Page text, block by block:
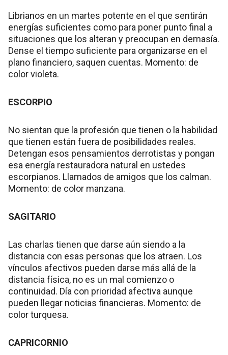
Librianos en un martes potente en el que sentirán
energías suficientes como para poner punto final a
situaciones que los alteran y preocupan en demasía.
Dense el tiempo suficiente para organizarse en el
plano financiero, saquen cuentas. Momento: de
color violeta.
ESCORPIO
No sientan que la profesión que tienen o la habilidad
que tienen están fuera de posibilidades reales.
Detengan esos pensamientos derrotistas y pongan
esa energía restauradora natural en ustedes
escorpianos. Llamados de amigos que los calman.
Momento: de color manzana.
SAGITARIO
Las charlas tienen que darse aún siendo a la
distancia con esas personas que los atraen. Los
vínculos afectivos pueden darse más allá de la
distancia física, no es un mal comienzo o
continuidad. Día con prioridad afectiva aunque
pueden llegar noticias financieras. Momento: de
color turquesa.
CAPRICORNIO